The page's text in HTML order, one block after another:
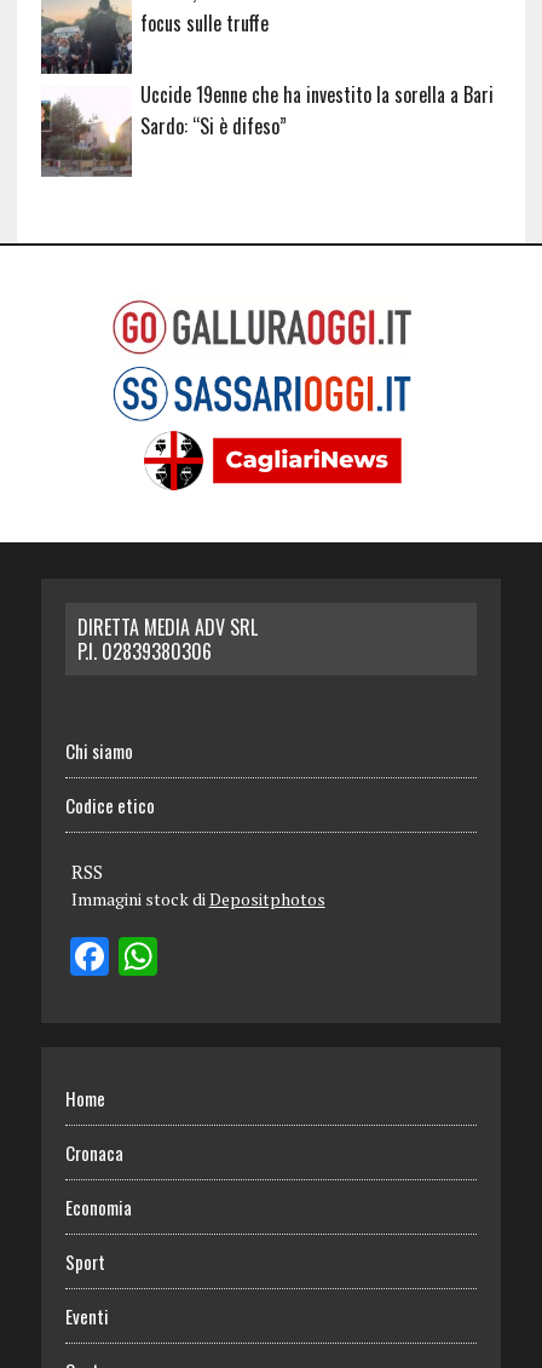
focus sulle truffe
Uccide 19enne che ha investito la sorella a Bari
Sardo: “Si è difeso”
DIRETTA MEDIA ADV SRL
P.I. 02839380306
Chi siamo
Codice etico
RSS
Immagini stock diDepositphotos
Home
Cronaca
Economia
Sport
Eventi